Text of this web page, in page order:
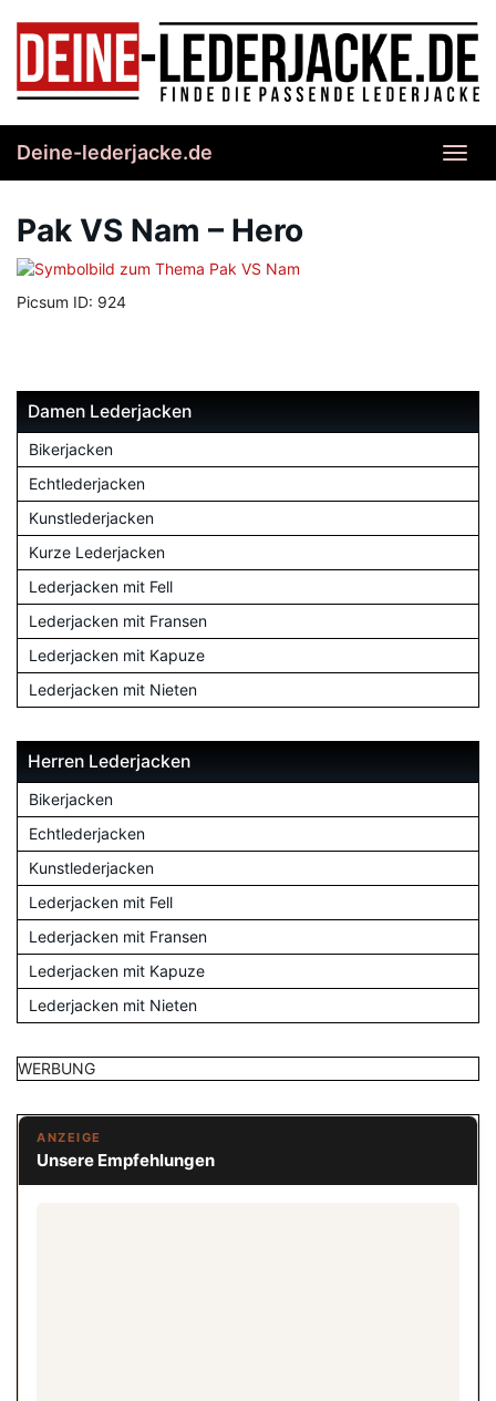
content
Deine-lederjacke.de
Pak VS Nam – Hero
Picsum ID: 924
Damen Lederjacken
Bikerjacken
Echtlederjacken
Kunstlederjacken
Kurze Lederjacken
Lederjacken mit Fell
Lederjacken mit Fransen
Lederjacken mit Kapuze
Lederjacken mit Nieten
Herren Lederjacken
Bikerjacken
Echtlederjacken
Kunstlederjacken
Lederjacken mit Fell
Lederjacken mit Fransen
Lederjacken mit Kapuze
Lederjacken mit Nieten
WERBUNG
ANZEIGE
Unsere Empfehlungen